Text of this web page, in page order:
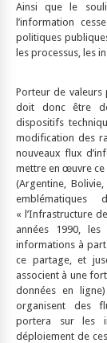
Ainsi que le
l’information
politiques
les processus, les
Porteur de
doit donc être
dispositifs
modification des
nouveaux flux
mettre en œuvre ce
(Argentine,
emblématiques
« l’Infrastructure
années 1990,
informations à
ce partage, et
associent à une
données en
organisent des
portera sur les
déploiement de